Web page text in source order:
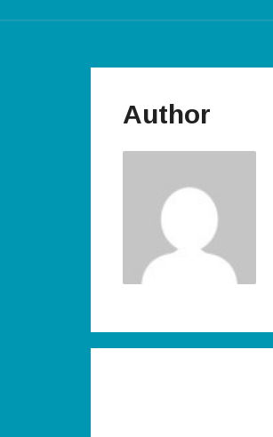
Author